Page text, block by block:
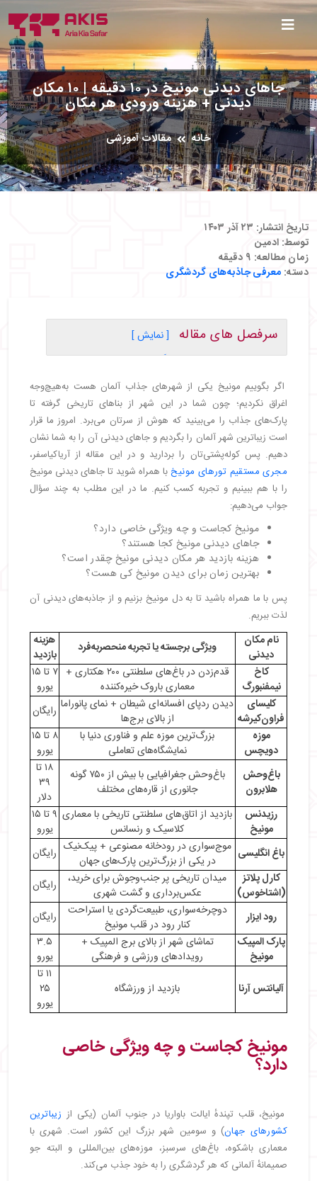
جاهای دیدنی مونیخ در ۱۰ دقیقه | ۱۰ مکان
دیدنی + هزینه ورودی هر مکان
خانه مقالات آموزشی
تاریخ انتشار: ۲۳ آذر ۱۴۰۳
توسط: ادمین
زمان مطالعه: ۹ دقیقه
دسته: معرفی جاذبه‌های گردشگری
سرفصل های مقاله
[ نمایش ]
・مونیخ کجاست و چه ویژگی خاصی دارد؟
۱۰ مکان دیدنی مونیخ
・ کاخ نیمفنبورگ (nymphenburg)
・ فراون‌کیرشه (Frauenkirche)
・موزه دویچس (Deutsches Museum)
・
باغ‌وحش هلابرون (Tierpark Hellabrunn)
・ رزیدنس مونیخ (Munich Residenz)
・ باغ انگلیسی (Englischer Garten)
・ کارل پلاتز (اشتاخوس)Karlsplatz (Stachus)
・پارک المپیک مونیخ (Olympiapark München)
・آلیانتز آرنا (Allianz Arena)
・ بهترین زمان برای بازدید از جاهای دیدنی مونیخ
سخن پایانی
اگر بگوییم مونیخ یکی از شهرهای جذاب آلمان هست به‌هیچ‌وجه
اغراق نکردیم؛ چون شما در این شهر از بناهای تاریخی گرفته تا
پارک‌های جذاب را می‌بینید که هوش از سرتان می‌برد. امروز ما قرار
است زیباترین شهر آلمان را بگردیم و جاهای دیدنی آن را به شما نشان
دهیم. پس کوله‌پشتی‌تان را بردارید و در این مقاله از آریاکیاسفر،
مجری مستقیم تورهای مونیخ با همراه شوید تا جاهای دیدنی مونیخ
را با هم ببینیم و تجربه کسب کنیم. ما در این مطلب به چند سؤال
جواب می‌دهیم:
مونیخ کجاست و چه ویژگی خاصی دارد؟
جاهای دیدنی مونیخ کجا هستند؟
هزینه بازدید هر مکان دیدنی مونیخ چقدر است؟
بهترین زمان برای دیدن مونیخ کی هست؟
پس با ما همراه باشید تا به دل مونیخ بزنیم و از جاذبه‌های دیدنی آن
لذت ببریم.
نام مکان
دیدنی
ویژگی برجسته یا تجربه منحصربه‌فرد
هزینه
بازدید
کاخ
نیمفنبورگ
قدم‌زدن در باغ‌های سلطنتی ۲۰۰ هکتاری +
معماری باروک خیره‌کننده
۷ تا ۱۵
یورو
کلیسای
فراون‌کیرشه
دیدن ردپای افسانه‌ای شیطان + نمای پانوراما
از بالای برج‌ها
رایگان
موزه
دویچس
بزرگ‌ترین موزه علم و فناوری دنیا با
نمایشگاه‌های تعاملی
۸ تا ۱۵
یورو
باغ‌وحش
هلابرون
باغ‌وحش جغرافیایی با بیش از ۷۵۰ گونه
جانوری از قاره‌های مختلف
۱۸ تا
۳۹
دلار
رزیدنس
مونیخ
بازدید از اتاق‌های سلطنتی تاریخی با معماری‌
کلاسیک و رنسانس
۹ تا ۱۵
یورو
باغ انگلیسی موج‌سواری در رودخانه مصنوعی + پیک‌نیک
در یکی از بزرگ‌ترین پارک‌های جهان
رایگان
کارل‌ پلاتز
(اشتاخوس)
میدان تاریخی پر جنب‌وجوش برای خرید،
عکس‌برداری و گشت شهری
رایگان
رود ایزار
دوچرخه‌سواری، طبیعت‌گردی یا استراحت
کنار رود در قلب مونیخ
رایگان
پارک المپیک
مونیخ
تماشای شهر از بالای برج المپیک +
رویدادهای ورزشی و فرهنگی
۳.۵
یورو
آلیانتس آرنا
بازدید از ورزشگاه
۱۱ تا
۲۵
یورو
مونیخ کجاست و چه ویژگی خاصی
دارد؟
مونیخ، قلب تپندهٔ ایالت باواریا در جنوب آلمان (یکی از زیباترین
کشورهای جهان) و سومین شهر بزرگ این کشور است. شهری با
معماری باشکوه، باغ‌های سرسبز، موزه‌های بین‌المللی و البته جو
صمیمانهٔ آلمانی که هر گردشگری را به خود جذب می‌کند.